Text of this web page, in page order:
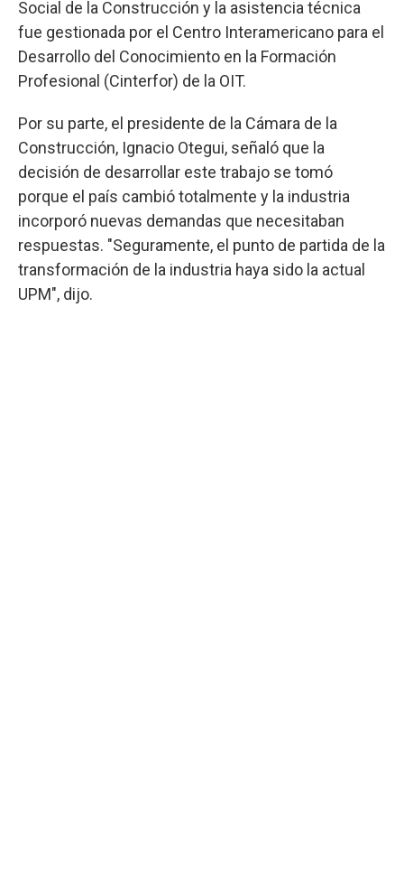
Social de la Construcción y la asistencia técnica
fue gestionada por el Centro Interamericano para el
Desarrollo del Conocimiento en la Formación
Profesional (Cinterfor) de la OIT.
Por su parte, el presidente de la Cámara de la
Construcción, Ignacio Otegui, señaló que la
decisión de desarrollar este trabajo se tomó
porque el país cambió totalmente y la industria
incorporó nuevas demandas que necesitaban
respuestas. "Seguramente, el punto de partida de la
transformación de la industria haya sido la actual
UPM", dijo.